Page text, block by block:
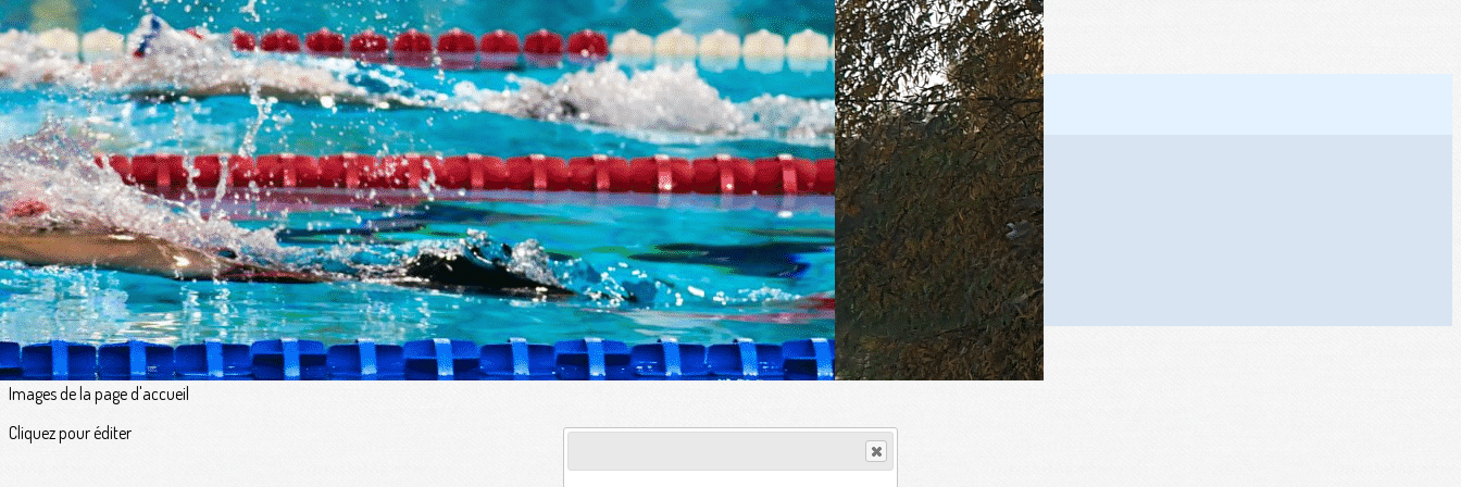
Exporter les lignes sélectionnées
Exporter toutes les colonnes
Exporter uniquement les colonnes affichées
Menu
<
>
Au fil de l'eau
Actualités
Prochainement
Agenda du club
Galeries photo
Petites annonces
?>
Images de la page d'accueil
Cliquez pour éditer